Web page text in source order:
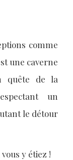
comme
une caverne
quête de la
un
le détour
y étiez !